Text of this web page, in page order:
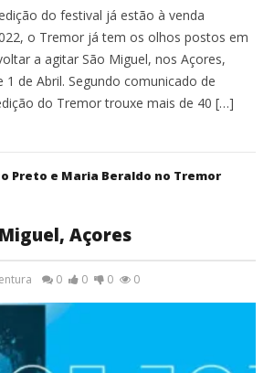
do festival já estão à venda
o Tremor já tem os olhos postos em
a agitar São Miguel, nos Açores,
de Abril. Segundo comunicado de
do Tremor trouxe mais de 40 […]
Preto e Maria Beraldo no Tremor
Açores
0 0 0 0